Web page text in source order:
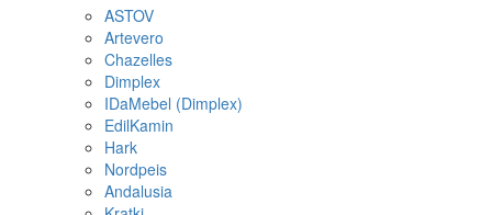
ASTOV
Artevero
Chazelles
Dimplex
IDaMebel (Dimplex)
EdilKamin
Hark
Nordpeis
Andalusia